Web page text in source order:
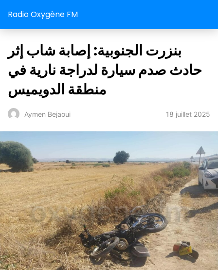
Radio Oxygène FM
بنزرت الجنوبية: إصابة شاب إثر
حادث صدم سيارة لدراجة نارية في
منطقة الدويميس
Aymen Bejaoui 18 juillet 2025